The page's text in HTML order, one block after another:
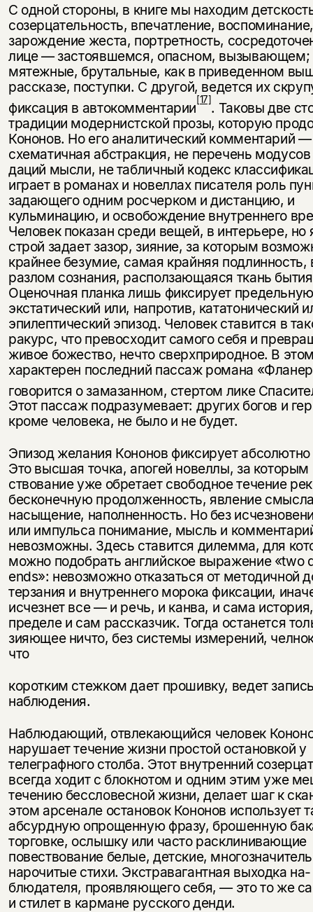
С одной стороны, в книге мы нахо­дим
созерцательность, впе­чатление,
зарождение жеста, портретность,
лице — застоявшемся, опас­ном, вызывающем;
мятежные, бруталь­ные, как в приведенном
рассказе, поступки. С другой, ведется их
фиксация в автокомментарии[17]. Таковы две
традиции модер­нистской прозы, которую
Кононов. Но его аналитический ком­ментарий —
схематичная аб­стракция, не перечень
даций мысли, не табличный кодекс
играет в романах и новеллах писателя роль
задающего одним росчерком и дистан­цию, и
кульминацию, и освобождение внутреннего
Человек показан среди вещей, в интерьере, но
строй задает зазор, зияние, за которым
крайнее безумие, са­мая крайняя подлинность,
раз­лом сознания, расползающаяся ткань
Оценочная планка лишь фик­сирует
экстатиче­ский или, напротив, кататонический
эпилептический эпизод. Человек ставится в
ракурс, что превосхо­дит самого себя и
жи­вое божество, нечто сверхприродное. В
характерен последний пассаж романа
говорит­ся о замазанном, стертом лике
Этот пассаж подразумевает: других богов и
кроме человека, не было и не будет.
Эпизод желания Кононов фиксиру­ет абсолютно
Это высшая точ­ка, апогей новеллы, за
ствование уже обретает свободное течение
бесконечную продолженность, явление
насыщение, на­полненность. Но без
или импульса понимание, мысль и
невозможны. Здесь ставится дилемма, для
можно подобрать английское выражение «two
ends»: невозможно отказаться от методичной
терзания и внутрен­него морока фиксации,
исчезнет все — и речь, и канва, и сама
пределе и сам рассказчик. Тогда останется
зияющее ничто, без системы измерений,
что
коротким стежком дает прошивку, ведет
наблюдения.
Наблюдающий, отвлекающийся че­ловек
нарушает течение жизни простой остановкой у
телеграф­ного столба. Этот внутренний
всегда ходит с блокнотом и одним этим уже
течению бессловес­ной жизни, делает шаг к
этом арсенале остановок Кононов использует
абсурдную опрощен­ную фразу, брошенную
торговке, ослышку или часто раскли­нивающие
повествование белые, дет­ские,
нарочитые стихи. Экстравагантная выходка на­
блюдателя, проявляющего себя, — это то же
и стилет в кармане русского денди.